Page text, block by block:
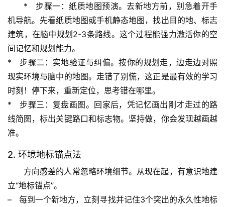
题
列
表
然
万
物
人
奥
* 步骤一：纸质地图预演。去新地方前，别急着开手
机导航。先看纸质地图或手机静态地图，找出目的地、标志
建筑，在脑中规划2-3条路线。这个过程能强力激活你的空
间记忆和规划能力。
* 步骤二：实地验证与纠偏。按你的规划走，边走边对照
现实环境与脑中的地图。走错了别慌，这正是最有效的学习
时刻！停下来，重新定位，思考错在哪里。
* 步骤三：复盘画图。回家后，凭记忆画出刚才走过的路
线简图，标出关键路口和标志物。坚持做，你会发现越画越
准。
2. 环境地标锚点法
方向感差的人常忽略环境细节。从现在起，有意识地建
立“地标锚点”。
–   每到一个新地方，立刻寻找并记住3个突出的永久性地标